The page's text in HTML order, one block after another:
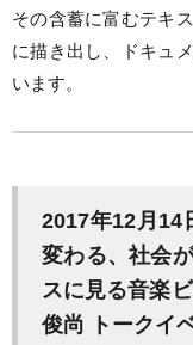
その含蓄に富むテキ
に描き出し、ドキュ
います。
2017年12月14
変わる、社会
スに見る音楽
俊尚 トークイ